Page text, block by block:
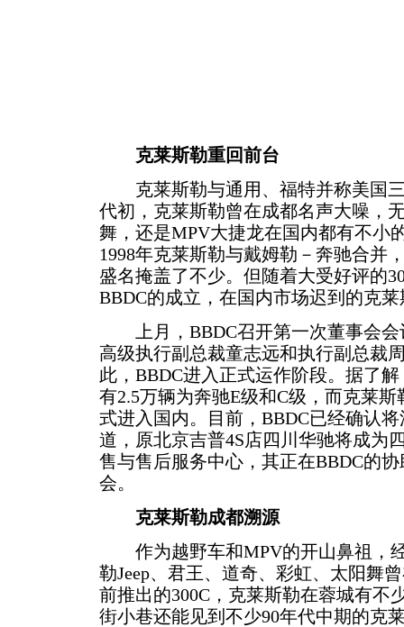
克莱斯勒重回前台
克莱斯勒与通用、福特并称美国三
代初，克莱斯勒曾在成都名声大噪，
舞，还是MPV大捷龙在国内都有不小
1998年克莱斯勒与戴姆勒－奔驰合并
盛名掩盖了不少。但随着大受好评的
BBDC的成立，在国内市场迟到的克
上月，BBDC召开第一次董事会会
高级执行副总裁童志远和执行副总裁
此，BBDC进入正式运作阶段。据了
有2.5万辆为奔驰E级和C级，而克莱
式进入国内。目前，BBDC已经确认
道，原北京吉普4S店四川华驰将成为
售与售后服务中心，其正在BBDC的
会。
克莱斯勒成都溯源
作为越野车和MPV的开山鼻祖，
勒Jeep、君王、道奇、彩虹、太阳舞
前推出的300C，克莱斯勒在蓉城有不
街小巷还能见到不少90年代中期的克